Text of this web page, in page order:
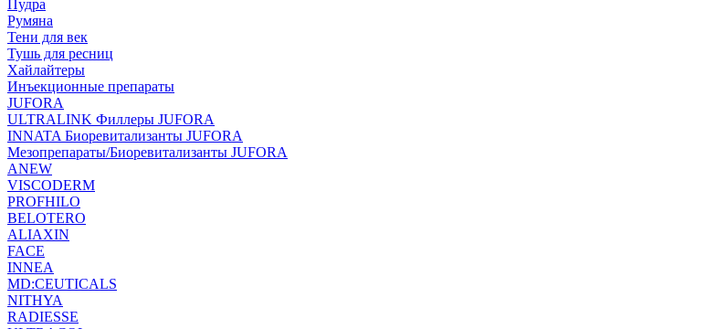
Пудра
Румяна
Тени для век
Тушь для ресниц
Хайлайтеры
Инъекционные препараты
JUFORA
ULTRALINK Филлеры JUFORA
INNATA Биоревитализанты JUFORA
Мезопрепараты/Биоревитализанты JUFORA
ANEW
VISCODERM
PROFHILO
BELOTERO
ALIAXIN
FACE
INNEA
MD:CEUTICALS
NITHYA
RADIESSE